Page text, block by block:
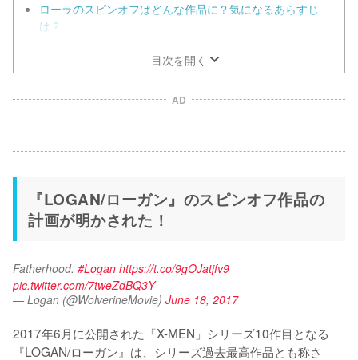
ローラのスピンオフはどんな作品に？気になるあらすじ
は？
目次を開く
AD
『LOGAN/ローガン』のスピンオフ作品の
計画が明かされた！
Fatherhood. #Logan https://t.co/9gOJatjfv9
pic.twitter.com/7tweZdBQ3Y
— Logan (@WolverineMovie) June 18, 2017
2017年6月に公開された「X-MEN」シリーズ10作目となる
『LOGAN/ローガン』は、シリーズ過去最高作品とも称さ